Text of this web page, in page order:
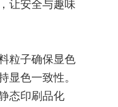
让安全与趣味
粒子确保显色
显色一致性。
态印刷品化